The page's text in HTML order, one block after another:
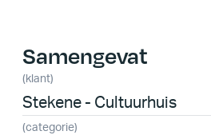
Samengevat
(klant)
Stekene - Cultuurhuis
(categorie)